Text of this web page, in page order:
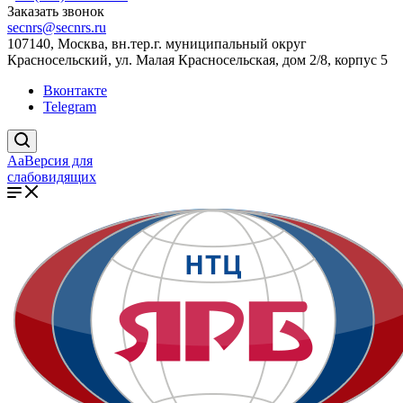
Заказать звонок
secnrs@secnrs.ru
107140, Москва, вн.тер.г. муниципальный округ
Красносельский, ул. Малая Красносельская, дом 2/8, корпус 5
Вконтакте
Telegram
AaВерсия для
слабовидящих